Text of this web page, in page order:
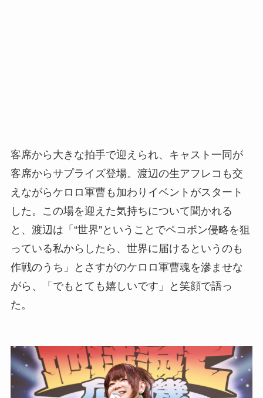
客席から大きな拍手で迎えられ、キャスト一同が
客席からサプライズ登場。渡辺の生アフレコも交
えながらケロロ軍曹も加わりイベントがスタート
した。この場を迎えた気持ちについて聞かれる
と、渡辺は「“世界”ということでペコポン侵略を狙
っている私からしたら、世界に届けるというのも
作戦のうち」とさすがのケロロ軍曹魂を滲ませな
がら、「でもとても嬉しいです」と笑顔で語っ
た。